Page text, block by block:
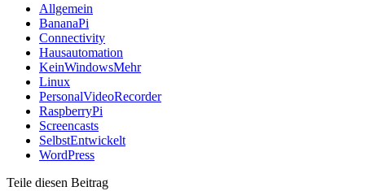
Allgemein
BananaPi
Connectivity
Hausautomation
KeinWindowsMehr
Linux
PersonalVideoRecorder
RaspberryPi
Screencasts
SelbstEntwickelt
WordPress
Teile diesen Beitrag